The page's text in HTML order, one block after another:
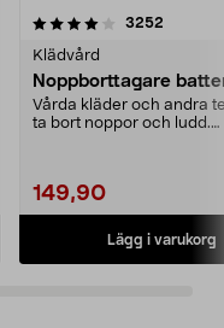
3252
Klädvård
Noppborttagare
Vårda kläder och andra
ta bort noppor och ludd.
149,90
Lägg i varukorg
4.5av 5 stjärnor